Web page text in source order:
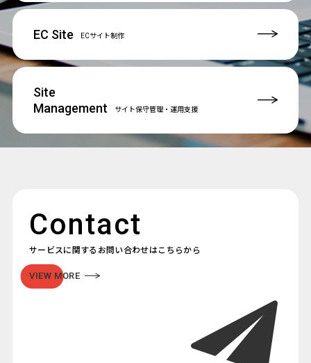
EC Site ECサイト制作
Site
Management
サイト保守管理・運用支援
Contact
サービスに関するお問い合わせはこちらから
VIEW MORE